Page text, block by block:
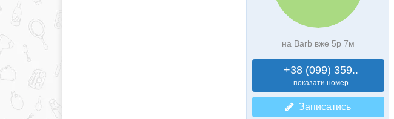
на Barb вже 5р 7м
+38 (099) 359..
показати номер
Записатись